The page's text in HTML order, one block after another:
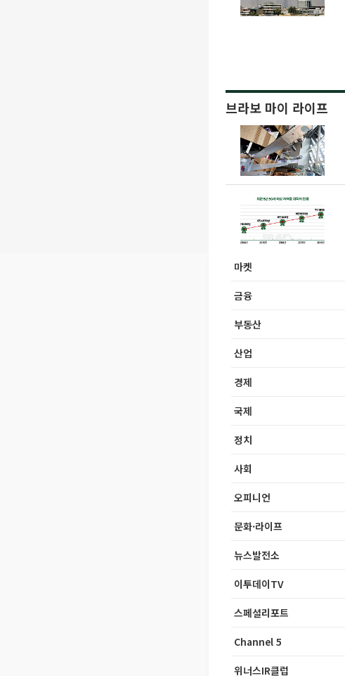
브라보 마이 라이프
마켓
금융
부동산
산업
경제
국제
정치
사회
오피니언
문화·라이프
뉴스발전소
이투데이TV
스페셜리포트
Channel 5
위너스IR클럽